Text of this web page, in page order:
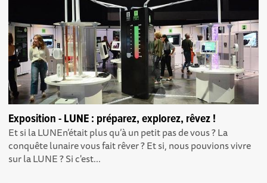
Exposition - LUNE : préparez, explorez, rêvez !
Et si la LUNEn’était plus qu’à un petit pas de vous ? La
conquête lunaire vous fait rêver ? Et si, nous pouvions vivre
sur la LUNE ? Si c'est...